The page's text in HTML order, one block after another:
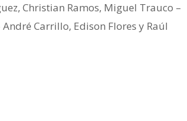
Christian Ramos, Miguel Trauco –
Carrillo, Edison Flores y Raúl